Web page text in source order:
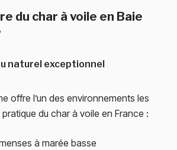
du char à voile en Baie
naturel exceptionnel
offre l’un des environnements les
du char à voile en France :
à marée basse